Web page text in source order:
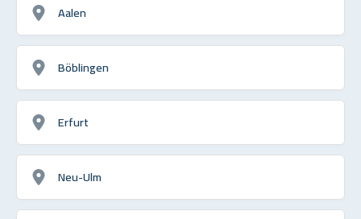
Aalen
Böblingen
Erfurt
Neu-Ulm